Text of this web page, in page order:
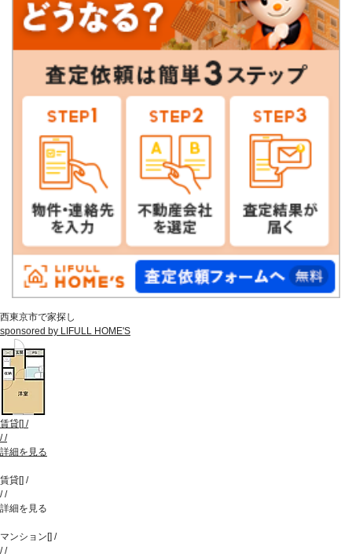
西東京市で家探し
sponsored by LIFULL HOME'S
賃貸[] /
//
詳細を見る
賃貸[] /
//
詳細を見る
マンション[] /
//